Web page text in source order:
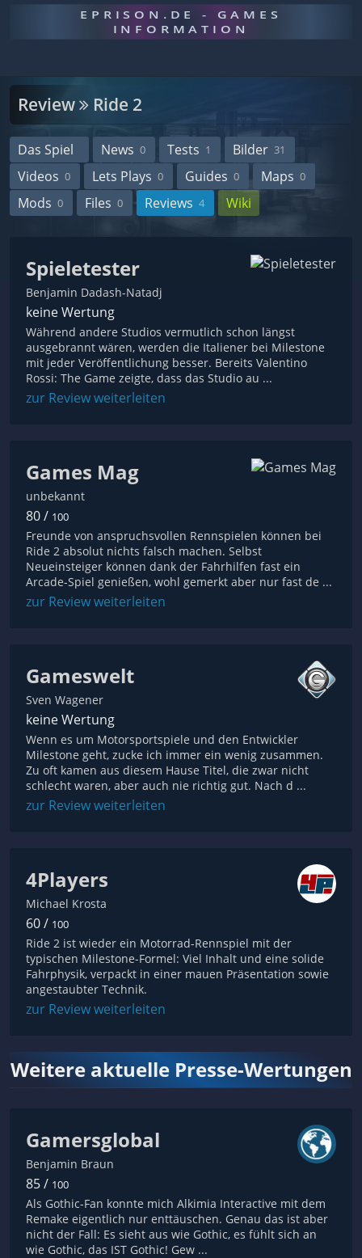
EPRISON.DE - GAMES
INFORMATION
Review Ride 2
Das Spiel News 0 Tests 1 Bilder 31
Videos 0 Lets Plays 0 Guides 0 Maps 0
Mods 0 Files 0 Reviews 4 Wiki
Spieletester
Benjamin Dadash-Natadj
keine Wertung
Während andere Studios vermutlich schon längst
ausgebrannt wären, werden die Italiener bei Milestone
mit jeder Veröffentlichung besser. Bereits Valentino
Rossi: The Game zeigte, dass das Studio au ...
zur Review weiterleiten
Games Mag
unbekannt
80 / 100
Freunde von anspruchsvollen Rennspielen können bei
Ride 2 absolut nichts falsch machen. Selbst
Neueinsteiger können dank der Fahrhilfen fast ein
Arcade-Spiel genießen, wohl gemerkt aber nur fast de ...
zur Review weiterleiten
Gameswelt
Sven Wagener
keine Wertung
Wenn es um Motorsportspiele und den Entwickler
Milestone geht, zucke ich immer ein wenig zusammen.
Zu oft kamen aus diesem Hause Titel, die zwar nicht
schlecht waren, aber auch nie richtig gut. Nach d ...
zur Review weiterleiten
4Players
Michael Krosta
60 / 100
Ride 2 ist wieder ein Motorrad-Rennspiel mit der
typischen Milestone-Formel: Viel Inhalt und eine solide
Fahrphysik, verpackt in einer mauen Präsentation sowie
angestaubter Technik.
zur Review weiterleiten
Weitere aktuelle Presse-Wertungen
Gamersglobal
Benjamin Braun
85 / 100
Als Gothic-Fan konnte mich Alkimia Interactive mit dem
Remake eigentlich nur enttäuschen. Genau das ist aber
nicht der Fall: Es sieht aus wie Gothic, es fühlt sich an
wie Gothic, das IST Gothic! Gew ...